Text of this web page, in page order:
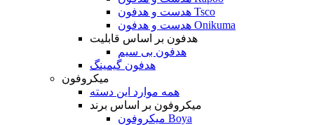
هدست و هدفون Tsco
هدست و هدفون Onikuma
هدفون بر اساس قابلیت
هدفون بی سیم
هدفون گیمینگ
میکروفون
همه موارد این دسته
میکروفون بر اساس برند
میکروفون Boya